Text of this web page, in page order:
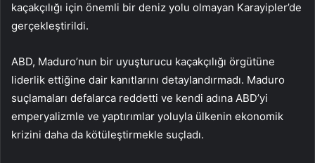
kaçakçılığı için önemli bir deniz yolu olmayan Karayipler’de
gerçekleştirildi.
ABD, Maduro’nun bir uyuşturucu kaçakçılığı örgütüne
liderlik ettiğine dair kanıtlarını detaylandırmadı. Maduro
suçlamaları defalarca reddetti ve kendi adına ABD’yi
emperyalizmle ve yaptırımlar yoluyla ülkenin ekonomik
krizini daha da kötüleştirmekle suçladı.